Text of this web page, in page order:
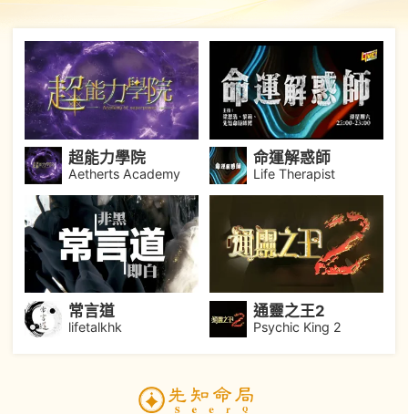
超能力學院
Aetherts Academy
命運解惑師
Life Therapist
常言道
lifetalkhk
通靈之王2
Psychic King 2